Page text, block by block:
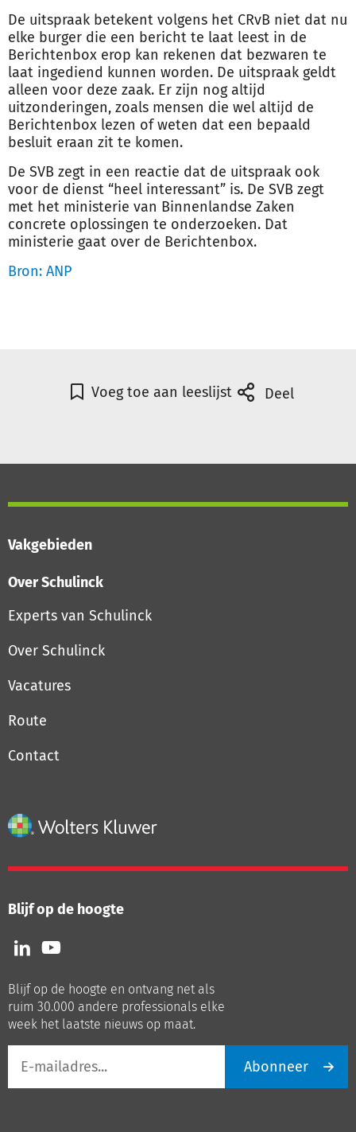
De uitspraak betekent volgens het CRvB niet dat nu
elke burger die een bericht te laat leest in de
Berichtenbox erop kan rekenen dat bezwaren te
laat ingediend kunnen worden. De uitspraak geldt
alleen voor deze zaak. Er zijn nog altijd
uitzonderingen, zoals mensen die wel altijd de
Berichtenbox lezen of weten dat een bepaald
besluit eraan zit te komen.
De SVB zegt in een reactie dat de uitspraak ook
voor de dienst “heel interessant” is. De SVB zegt
met het ministerie van Binnenlandse Zaken
concrete oplossingen te onderzoeken. Dat
ministerie gaat over de Berichtenbox.
Bron: ANP
Voeg toe aan leeslijst Deel
Vakgebieden
Over Schulinck
Experts van Schulinck
Over Schulinck
Vacatures
Route
Contact
Blijf op de hoogte
Volg
ons
LinkedIn
Volg
ons
Youtube
Blijf op de hoogte en ontvang net als
ruim 30.000 andere professionals elke
week het laatste nieuws op maat.
mailadres
Abonneer